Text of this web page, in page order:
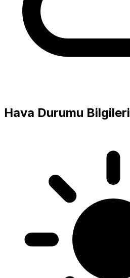
Hava Durumu Bilgileri